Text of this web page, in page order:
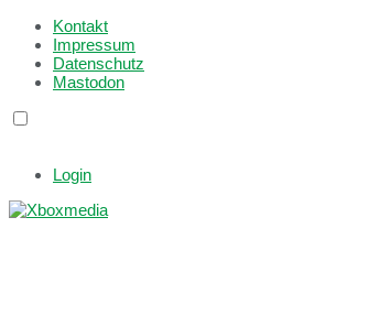
Kontakt
Impressum
Datenschutz
Mastodon
Login